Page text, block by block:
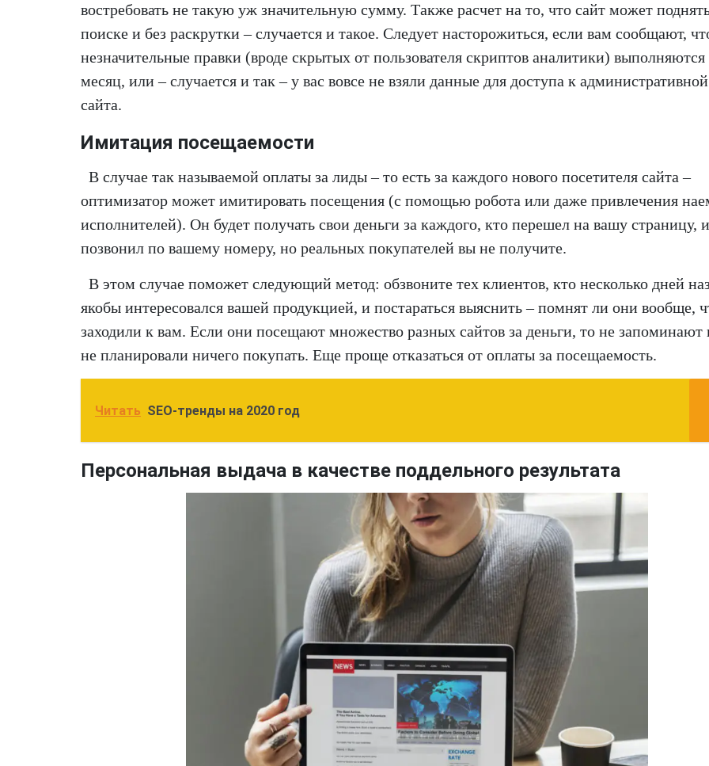
востребовать не такую уж значительную сумму. Также расчет на то, что сайт может
поиске и без раскрутки – случается и такое. Следует насторожиться, если вам сообщают,
незначительные правки (вроде скрытых от пользователя скриптов аналитики) выполняются
месяц, или – случается и так – у вас вовсе не взяли данные для доступа к
сайта.
Имитация посещаемости
В случае так называемой оплаты за лиды – то есть за каждого нового посетителя сайта –
оптимизатор может имитировать посещения (с помощью робота или даже привлечения
исполнителей). Он будет получать свои деньги за каждого, кто перешел на вашу страницу,
позвонил по вашему номеру, но реальных покупателей вы не получите.
В этом случае поможет следующий метод: обзвоните тех клиентов, кто несколько дней
якобы интересовался вашей продукцией, и постараться выяснить – помнят ли они вообще,
заходили к вам. Если они посещают множество разных сайтов за деньги, то не запоминают
не планировали ничего покупать. Еще проще отказаться от оплаты за посещаемость.
Читать SEO-тренды на 2020 год
Персональная выдача в качестве поддельного результата